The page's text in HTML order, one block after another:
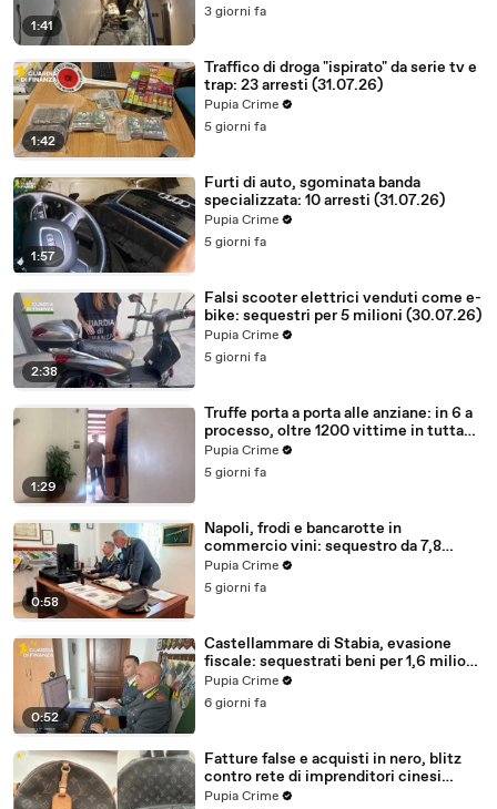
1:41
3 giorni fa
1:42
Traffico di droga "ispirato" da serie tv e
trap: 23 arresti (31.07.26)
Pupia Crime
5 giorni fa
1:57
Furti di auto, sgominata banda
specializzata: 10 arresti (31.07.26)
Pupia Crime
5 giorni fa
2:38
Falsi scooter elettrici venduti come e-
bike: sequestri per 5 milioni (30.07.26)
Pupia Crime
5 giorni fa
1:29
Truffe porta a porta alle anziane: in 6 a
processo, oltre 1200 vittime in tutta
Italia (30.07.26)
Pupia Crime
5 giorni fa
0:58
Napoli, frodi e bancarotte in
commercio vini: sequestro da 7,8
milioni (30.07.26)
Pupia Crime
5 giorni fa
0:52
Castellammare di Stabia, evasione
fiscale: sequestrati beni per 1,6 milioni
ad un consorzio navale (29.07.26)
Pupia Crime
6 giorni fa
Fatture false e acquisti in nero, blitz
contro rete di imprenditori cinesi
sequestri per 8,5 milioni (29.07.26)
Pupia Crime